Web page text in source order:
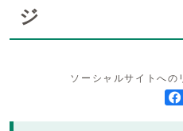
ジ
ソーシャルサイトへの